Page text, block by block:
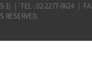
1) | TEL : 02-2277-0624
RESERVED.